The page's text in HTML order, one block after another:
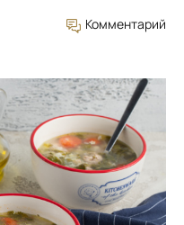
Комментарий